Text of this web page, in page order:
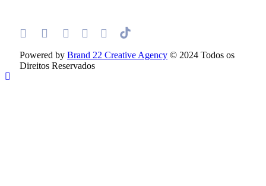
Powered by Brand 22 Creative Agency © 2024 Todos os
Direitos Reservados